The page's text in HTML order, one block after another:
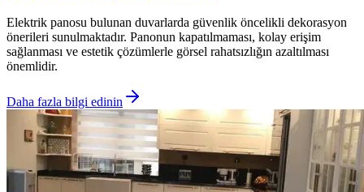
Elektrik panosu bulunan duvarlarda güvenlik öncelikli dekorasyon
önerileri sunulmaktadır. Panonun kapatılmaması, kolay erişim
sağlanması ve estetik çözümlerle görsel rahatsızlığın azaltılması
önemlidir.
Daha fazla bilgi edinin